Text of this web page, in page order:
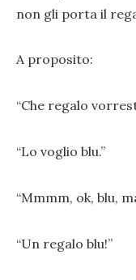
non gli porta il
A proposito:
“Che regalo
“Lo voglio blu.”
“Mmmm, ok, blu,
“Un regalo blu!”